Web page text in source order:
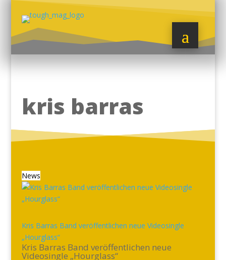
kris barras
News
Kris Barras Band veröffentlichen neue Videosingle
„Hourglass“
Kris Barras Band veröffentlichen neue
Videosingle „Hourglass“